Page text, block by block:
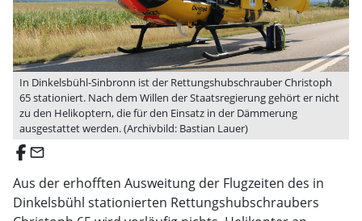
In Dinkelsbühl-Sinbronn ist der Rettungshubschrauber Christoph
65 stationiert. Nach dem Willen der Staatsregierung gehört er nicht
zu den Helikoptern, die für den Einsatz in der Dämmerung
ausgestattet werden. (Archivbild: Bastian Lauer)
email
Aus der erhofften Ausweitung der Flugzeiten des in
Dinkelsbühl stationierten Rettungshubschraubers